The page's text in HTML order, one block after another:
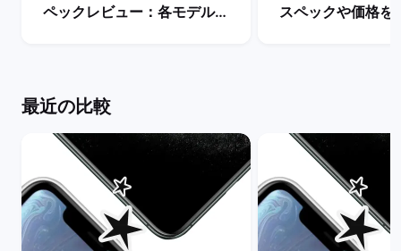
ペックレビュー：各モデルの
スペックや価格を
最近の比較